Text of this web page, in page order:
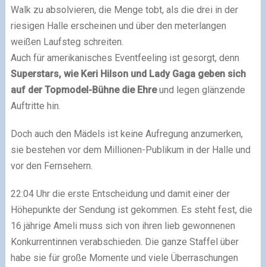
Walk zu absolvieren, die Menge tobt, als die drei in der
riesigen Halle erscheinen und über den meterlangen
weißen Laufsteg schreiten.
Auch für amerikanisches Eventfeeling ist gesorgt, denn
Superstars, wie Keri Hilson und Lady Gagageben sich
auf der Topmodel-Bühne die Ehreund legen glänzende
Auftritte hin.
Doch auch den Mädels ist keine Aufregung anzumerken,
sie bestehen vor dem Millionen-Publikum in der Halle und
vor den Fernsehern.
22:04 Uhr die erste Entscheidung und damit einer der
Höhepunkte der Sendung ist gekommen. Es steht fest, die
16 jährige Ameli muss sich von ihren lieb gewonnenen
Konkurrentinnen verabschieden. Die ganze Staffel über
habe sie für große Momente und viele Überraschungen